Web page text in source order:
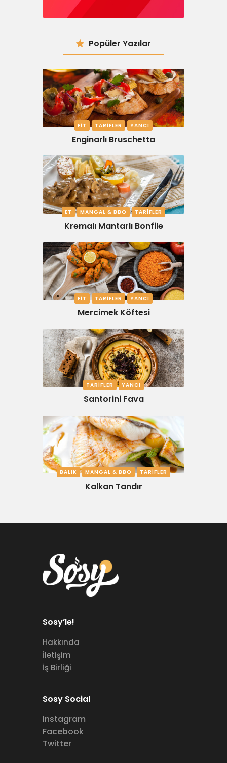
Popüler Yazılar
FIT TARIFLER YANCI
Enginarlı Bruschetta
ET MANGAL & BBQ TARIFLER
Kremalı Mantarlı Bonfile
FIT TARIFLER YANCI
Mercimek Köftesi
TARIFLER YANCI
Santorini Fava
BALIK MANGAL & BBQ TARIFLER
Kalkan Tandır
Sosy’le!
Hakkında
İletişim
İş Birliği
Sosy Social
Instagram
Facebook
Twitter